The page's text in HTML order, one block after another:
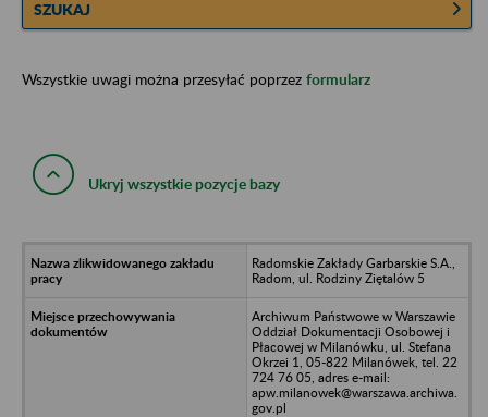
SZUKAJ
Wszystkie uwagi można przesyłać poprzez formularz
Ukryj wszystkie pozycje bazy
Radomskie Zakłady Garbarskie S.A.,
Radom, ul. Rodziny Ziętalów 5
Archiwum Państwowe w Warszawie
Oddział Dokumentacji Osobowej i
Płacowej w Milanówku, ul. Stefana
Okrzei 1, 05-822 Milanówek, tel. 22
724 76 05, adres e-mail:
apw.milanowek@warszawa.archiwa.
gov.pl